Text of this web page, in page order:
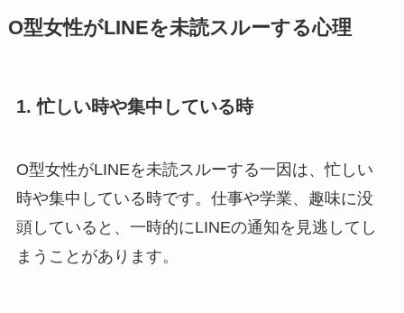
O型女性がLINEを未読スルーする心理
1. 忙しい時や集中している時
O型女性がLINEを未読スルーする一因は、忙しい
時や集中している時です。仕事や学業、趣味に没
頭していると、一時的にLINEの通知を見逃してし
まうことがあります。